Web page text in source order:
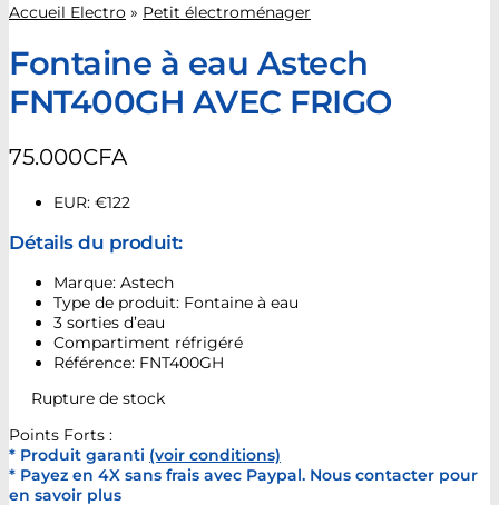
Accueil Electro » Petit électroménager
Fontaine à eau Astech
FNT400GH AVEC FRIGO
75.000CFA
EUR: €122
Détails du produit:
Marque: Astech
Type de produit: Fontaine à eau
3 sorties d’eau
Compartiment réfrigéré
Référence: FNT400GH
Rupture de stock
Points Forts :
* Produit garanti (voir conditions)
* Payez en 4X sans frais avec Paypal. Nous contacter pour
en savoir plus